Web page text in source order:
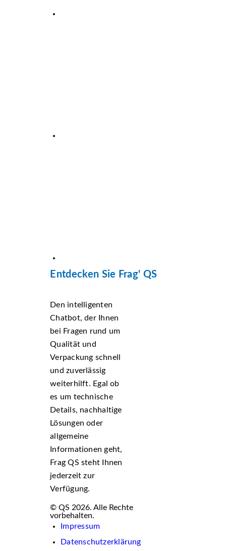
Entdecken Sie Frag' QS
Den intelligenten
Chatbot, der Ihnen
bei Fragen rund um
Qualität und
Verpackung schnell
und zuverlässig
weiterhilft. Egal ob
es um technische
Details, nachhaltige
Lösungen oder
allgemeine
Informationen geht,
Frag QS steht Ihnen
jederzeit zur
Verfügung.
© QS 2026. Alle Rechte
vorbehalten.
Impressum
Datenschutzerklärung